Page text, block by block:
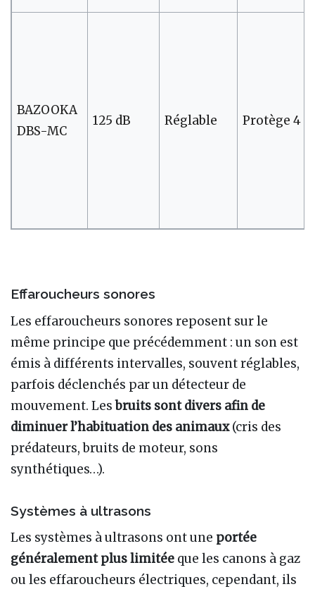
BAZOOKA
DBS-MC
125 dB Réglable Protège 4
Effaroucheurs sonores
Les effaroucheurs sonores reposent sur le
même principe que précédemment : un son est
émis à différents intervalles, souvent réglables,
parfois déclenchés par un détecteur de
mouvement. Lesbruits sont divers afin de
diminuer l’habituation des animaux(cris des
prédateurs, bruits de moteur, sons
synthétiques…).
Systèmes à ultrasons
Les systèmes à ultrasons ont une portée
généralement plus limitée que les canons à gaz
ou les effaroucheurs électriques, cependant, ils